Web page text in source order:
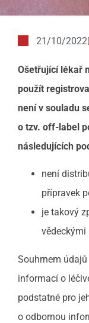
21/10/2022
Ošetřující lékař
použít
není v souladu
o tzv. off-label
následujících
není
přípravek
je takový
vědeckými
Souhrnem
informací o
podstatné pro
o odbornou